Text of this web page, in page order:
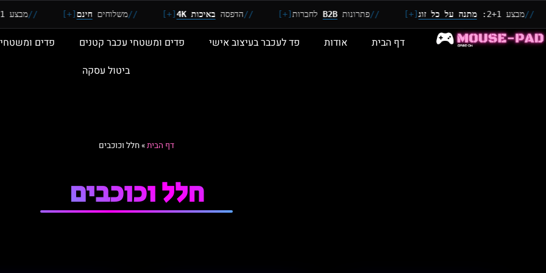
2+1: מתנה על כל זוג [+] פתרונותB2Bלחברות[+] הדפסהבאיכות 4K [+] משלוחיםחינם[+] מבצע 2+1:
דף הבית אודות פד לעכבר בעיצוב אישי פדים ומשטחי עכבר קטנים פדים
ביטול עסקה
דף הבית»חלל וכוכבים
חלל וכוכבים